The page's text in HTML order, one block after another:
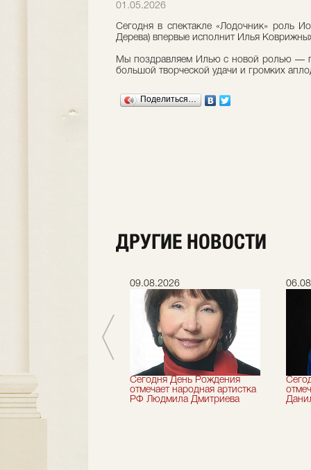
01.05.2026
Сегодня в спектакле «Лодочник» роль
Дерева) впервые исполнит Илья
Мы поздравляем Илью с новой ролью —
большой творческой удачи и громких
Поделиться…
ДРУГИЕ НОВОСТИ
искусств
Николай Максимов
09.08.2026
Сегодня День Рождения
отмечает народная артистка
РФ Людмила Дмитриева